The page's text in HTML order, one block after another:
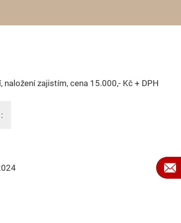
naložení zajistím, cena 15.000,- Kč + DPH